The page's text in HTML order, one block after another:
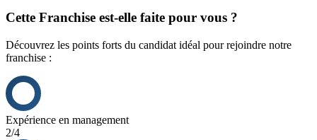
Cette Franchise est-elle faite pour vous ?
Découvrez les points forts du candidat idéal pour rejoindre notre
franchise :
Expérience en management
2/4